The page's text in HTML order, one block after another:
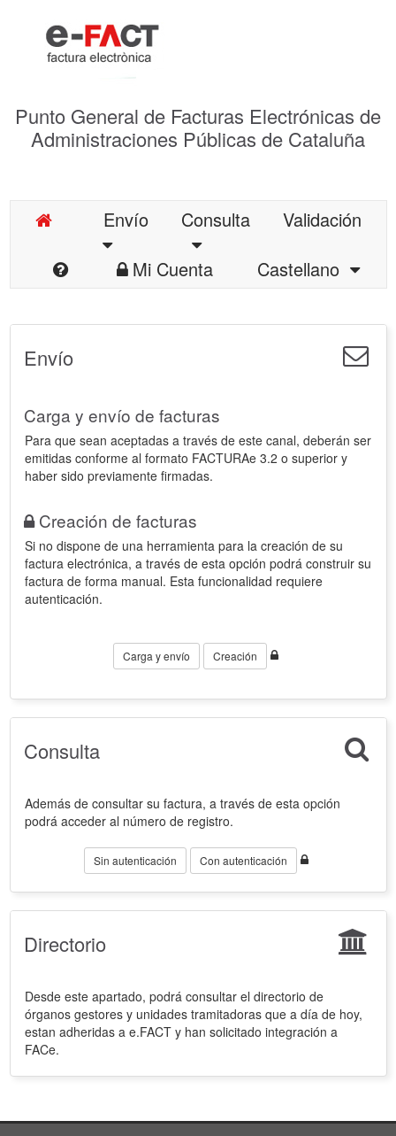
Punto General de Facturas Electrónicas de
Administraciones Públicas de Cataluña
Envío Consulta
Validación
Mi Cuenta
Castellano
Envío
Carga y envío de facturas
Para que sean aceptadas a través de este canal, deberán ser
emitidas conforme al formato FACTURAe 3.2 o superior y
haber sido previamente firmadas.
Creación de facturas
Si no dispone de una herramienta para la creación de su
factura electrónica, a través de esta opción podrá construir su
factura de forma manual. Esta funcionalidad requiere
autenticación.
Carga y envío Creación
Consulta
Además de consultar su factura, a través de esta opción
podrá acceder al número de registro.
Sin autenticación Con autenticación
Directorio
Desde este apartado, podrá consultar el directorio de
órganos gestores y unidades tramitadoras que a día de hoy,
estan adheridas a e.FACT y han solicitado integración a
FACe.